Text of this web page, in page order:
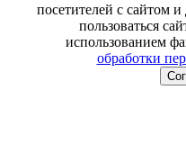
посетителей с сайтом
пользоваться
использованием
обработки